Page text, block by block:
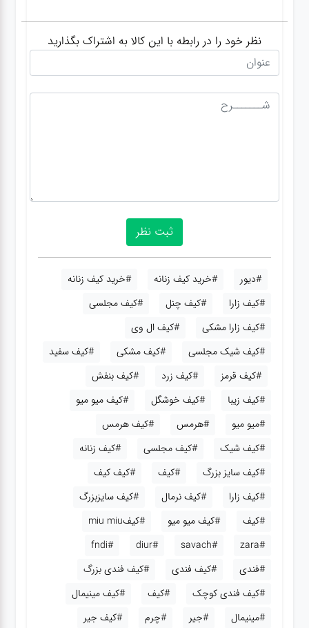
نظر خود را در رابطه با این کالا به اشتراک بگذارید
#دیور #خرید کیف زنانه
#خرید کیف زنانه
#کیف زارا
#کیف چنل
#کیف مجلسی
#کیف زارا مشکی
#کیف ال وی
#کیف شیک مجلسی
#کیف مشکی
#کیف سفید
#کیف قرمز
#کیف زرد
#کیف بنفش
#کیف زیبا
#کیف خوشگل
#کیف میو میو
#میو میو
#هرمس
#کیف هرمس
#کیف شیک
#کیف مجلسی
#کیف زنانه
#کیف سایز بزرگ
#کیف
#کیف کیف
#کیف زارا
#کیف نرمال
#کیف سایزبزرگ
#کیف
#کیف میو میو
#کیفmiu miu
#zara
#savach
#diur
#fndi
#فندی
#کیف فندی
#کیف فندی بزرگ
#کیف فندی کوچک
#کیف
#کیف مینیمال
#مینیمال
#جیر #چرم #کیف جیر